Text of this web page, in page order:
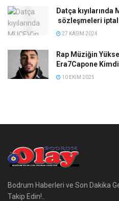
Datça kıyılarında
sözleşmeleri
27 KASIM 2024
Rap Müziğin
Era7Capone
10 EKIM 2025
Bodrum Haberleri ve Son Dakika
Takip Edin!..